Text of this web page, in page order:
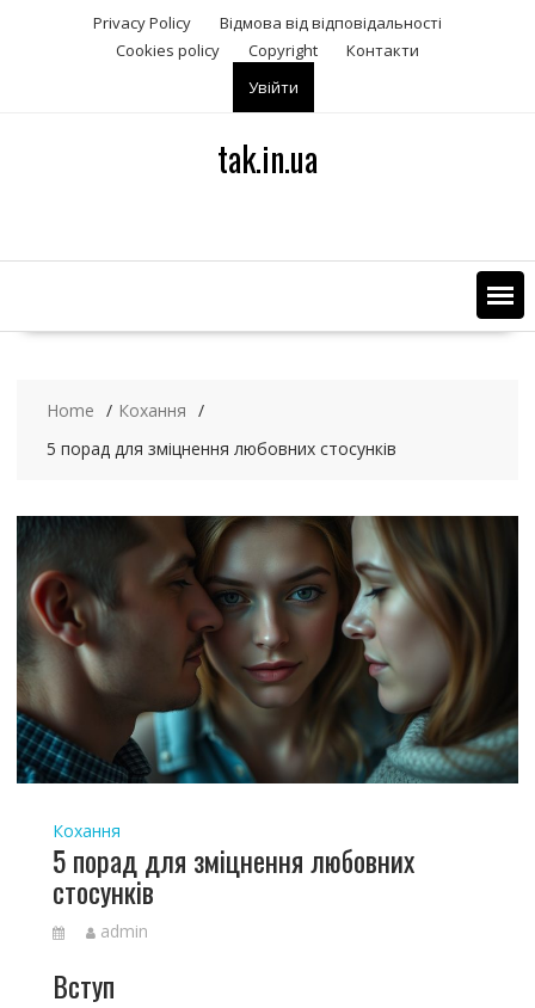
t
Privacy Policy
Відмова від відповідальності
Сookies policy
Copyright
Контакти
Увійти
tak.in.ua
Home
Кохання
5 порад для зміцнення любовних стосунків
Кохання
5 порад для зміцнення любовних
стосунків
admin
Вступ